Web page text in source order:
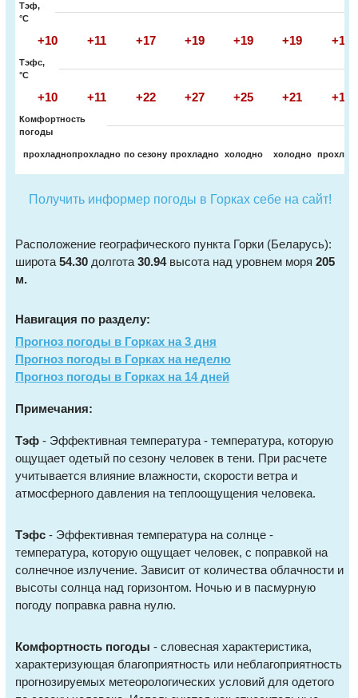
Тэф,
°C
+10 +11 +17 +19 +19 +19 +18
Тэфс,
°C
+10 +11 +22 +27 +25 +21 +18
Комфортность
погоды
прохладнопрохладно по сезону прохладно холодно холодно
Получить информер погоды в Горках себе на сайт!
Расположение географического пункта Горки (Беларусь):
широта 54.30 долгота 30.94высота над уровнем моря 205
м.
Навигация по разделу:
Прогноз погоды в Горках на 3 дня
Прогноз погоды в Горках на неделю
Прогноз погоды в Горках на 14 дней
Примечания:
Тэф - Эффективная температура - температура, которую
ощущает одетый по сезону человек в тени. При расчете
учитывается влияние влажности, скорости ветра и
атмосферного давления на теплоощущения человека.
Тэфс - Эффективная температура на солнце -
температура, которую ощущает человек, с поправкой на
солнечное излучение. Зависит от количества облачности и
высоты солнца над горизонтом. Ночью и в пасмурную
погоду поправка равна нулю.
Комфортность погоды - словесная характеристика,
характеризующая благоприятность или неблагоприятность
прогнозируемых метеорологических условий для одетого